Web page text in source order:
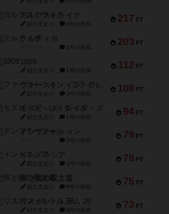
217 PT
ガルフストライク
紹介文あり 1件の投稿
203 PT
クルティボ
1件の投稿
112 PT
1809
紹介文あり 1件の投稿
108 PT
ファースト・イン・フライト
紹介文あり 3件の投稿
94 PT
モズビ－ズ・レイダ－ズ
紹介文あり 1件の投稿
79 PT
テンプテーション
2件の投稿
78 PT
インドネシア
紹介文あり 2件の投稿
75 PT
宵と暁の呪文書
紹介文あり 8件の投稿
73 PT
リスボン・トラム 28
紹介文あり 9件の投稿